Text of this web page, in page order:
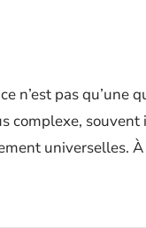
n’est pas qu’une
complexe, souvent
universelles.